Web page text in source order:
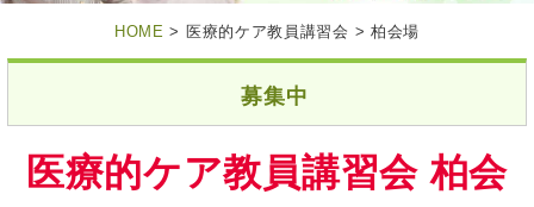
HOME > 医療的ケア教員講習会 > 柏会場
募集中
医療的ケア教員講習会 柏会